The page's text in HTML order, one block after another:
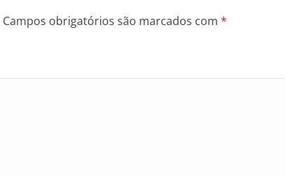
Campos obrigatórios são marcados com *